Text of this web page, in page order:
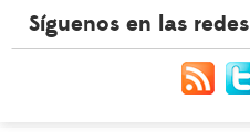
Síguenos en las redes